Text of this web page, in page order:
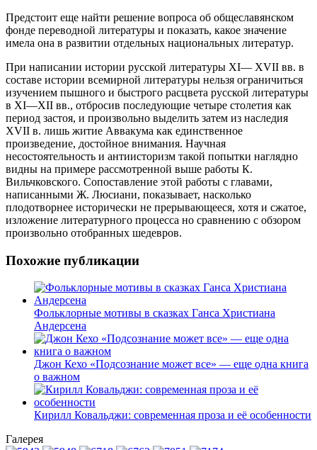
Предстоит еще найти решение вопроса об общеславянском
фонде переводной литературы и показать, какое значение
имела она в развитии отдельных национальных литератур.
При написании истории русской литературы XI— XVII вв. в
составе истории всемирной литературы нельзя ограничиться
изучением пышного и быстрого расцвета русской литературы
в XI—XII вв., отбросив последующие четыре столетия как
период застоя, и произвольно выделить затем из наследия
XVII в. лишь житие Аввакума как единственное
произведение, достойное внимания. Научная
несостоятельность и антиисторизм такой попытки наглядно
видны на примере рассмотренной выше работы К.
Вильчковского. Сопоставление этой работы с главами,
написанными Ж. Люсиани, показывает, насколько
плодотворнее исторически не прерывающееся, хотя и сжатое,
изложение литературного процесса но сравнению с обзором
произвольно отобранных шедевров.
Похожие публикации
Фольклорные мотивы в сказках Ганса Христиана
Андерсена
Джон Кехо «Подсознание может все» — еще одна книга
о важном
Кирилл Ковальджи: современная проза и её особенности
Галерея